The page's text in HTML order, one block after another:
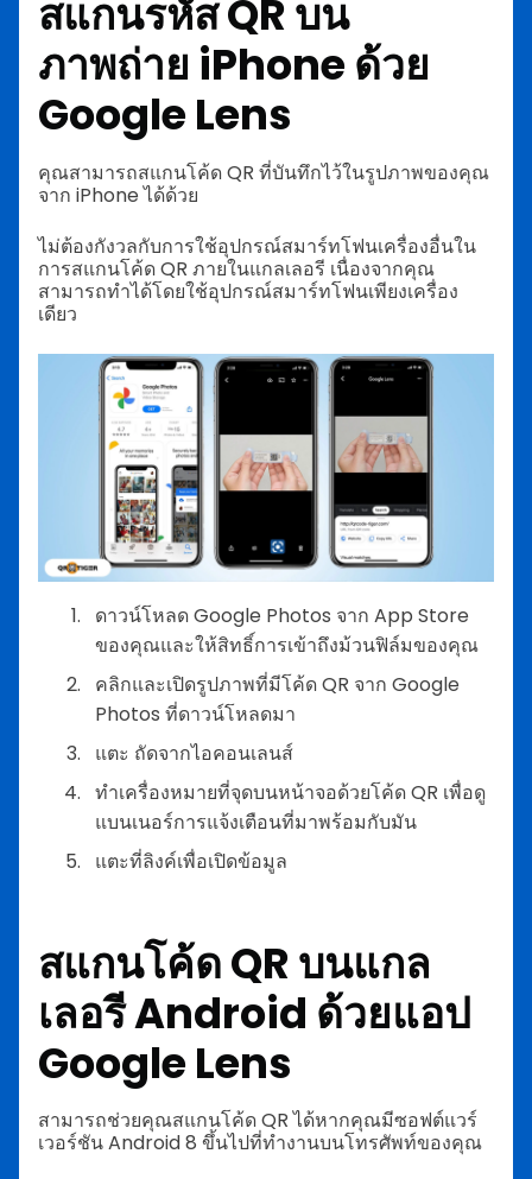
สแกนรหัส QR บน
ภาพถ่าย iPhone ด้วย
Google Lens
คุณสามารถสแกนโค้ด QR ที่บันทึกไว้ในรูปภาพของคุณ
จาก iPhone ได้ด้วย
ไม่ต้องกังวลกับการใช้อุปกรณ์สมาร์ทโฟนเครื่องอื่นใน
การสแกนโค้ด QR ภายในแกลเลอรี เนื่องจากคุณ
สามารถทำได้โดยใช้อุปกรณ์สมาร์ทโฟนเพียงเครื่อง
เดียว
ดาวน์โหลด Google Photos จาก App Store
ของคุณและให้สิทธิ์การเข้าถึงม้วนฟิล์มของคุณ
คลิกและเปิดรูปภาพที่มีโค้ด QR จาก Google
Photos ที่ดาวน์โหลดมา
แตะ ถัดจากไอคอนเลนส์
ทำเครื่องหมายที่จุดบนหน้าจอด้วยโค้ด QR เพื่อดู
แบนเนอร์การแจ้งเตือนที่มาพร้อมกับมัน
แตะที่ลิงค์เพื่อเปิดข้อมูล
สแกนโค้ด QR บนแกล
เลอรี Android ด้วยแอป
Google Lens
สามารถช่วยคุณสแกนโค้ด QR ได้หากคุณมีซอฟต์แวร์
เวอร์ชัน Android 8 ขึ้นไปที่ทำงานบนโทรศัพท์ของคุณ